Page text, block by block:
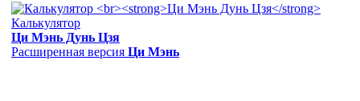
Калькулятор
Ци Мэнь Дунь Цзя
Расширенная версия Ци Мэнь